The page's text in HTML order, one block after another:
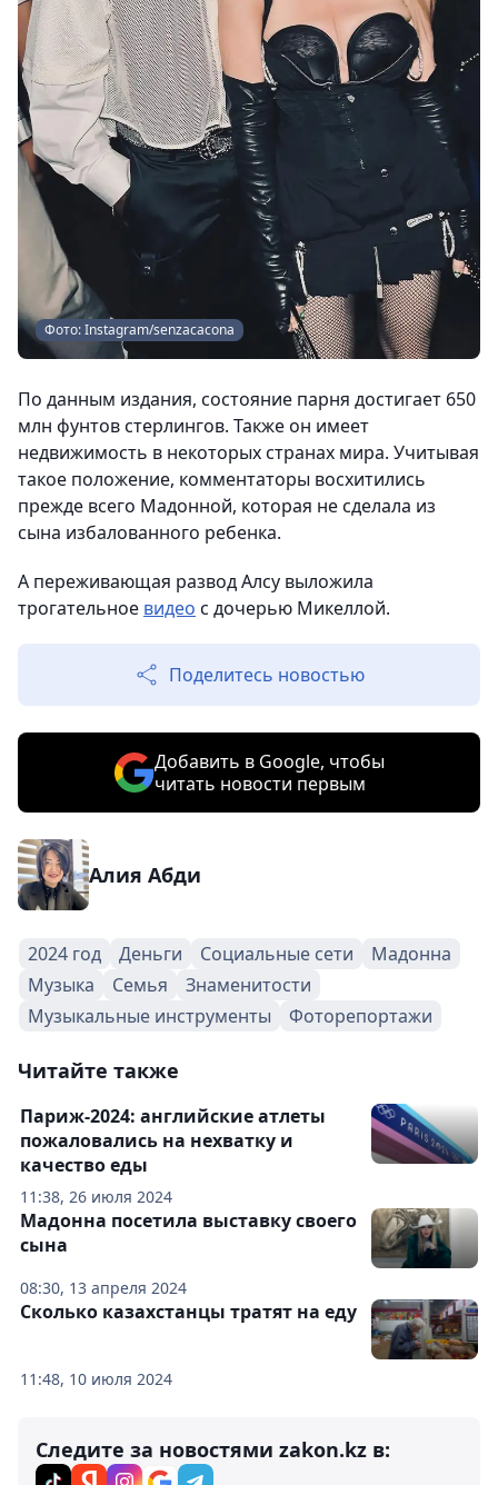
Фото: Instagram/senzacacona
По данным издания, состояние парня достигает 650
млн фунтов стерлингов. Также он имеет
недвижимость в некоторых странах мира. Учитывая
такое положение, комментаторы восхитились
прежде всего Мадонной, которая не сделала из
сына избалованного ребенка.
А переживающая развод Алсу выложила
трогательное видео с дочерью Микеллой.
Поделитесь новостью
Добавить в Google, чтобы
читать новости первым
Алия Абди
2024 год Деньги Социальные сети
Мадонна
Музыка
Семья
Знаменитости
Музыкальные инструменты
Фоторепортажи
Читайте также
11:38, 26 июля 2024
Париж-2024: английские атлеты
пожаловались на нехватку и
качество еды
08:30, 13 апреля 2024
Мадонна посетила выставку своего
сына
11:48, 10 июля 2024
Сколько казахстанцы тратят на еду
Следите за новостями zakon.kz в: